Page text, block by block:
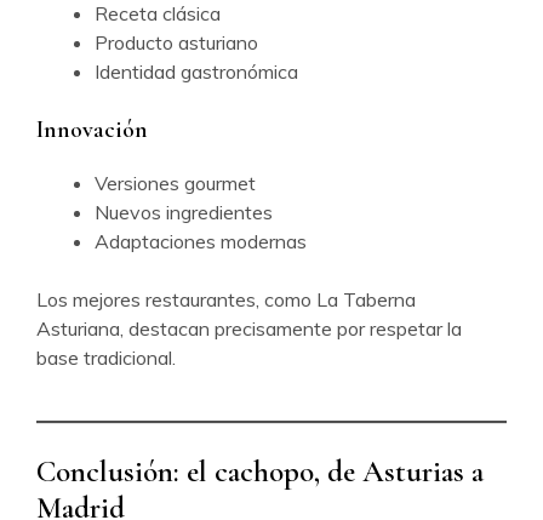
Receta clásica
Producto asturiano
Identidad gastronómica
Innovación
Versiones gourmet
Nuevos ingredientes
Adaptaciones modernas
Los mejores restaurantes, como La Taberna
Asturiana, destacan precisamente por respetar la
base tradicional.
Conclusión: el cachopo, de Asturias a
Madrid